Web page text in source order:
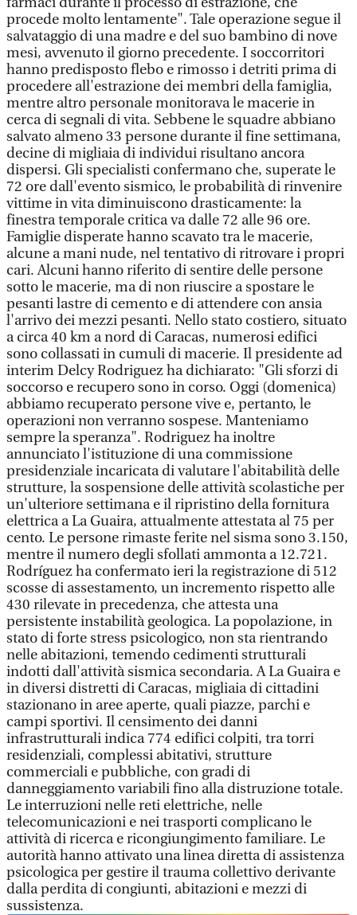
procede molto lentamente". Tale operazione segue il
salvataggio di una madre e del suo bambino di nove
mesi, avvenuto il giorno precedente. I soccorritori
hanno predisposto flebo e rimosso i detriti prima di
procedere all'estrazione dei membri della famiglia,
mentre altro personale monitorava le macerie in
cerca di segnali di vita. Sebbene le squadre abbiano
salvato almeno 33 persone durante il fine settimana,
decine di migliaia di individui risultano ancora
dispersi. Gli specialisti confermano che, superate le
72 ore dall'evento sismico, le probabilità di rinvenire
vittime in vita diminuiscono drasticamente: la
finestra temporale critica va dalle 72 alle 96 ore.
Famiglie disperate hanno scavato tra le macerie,
alcune a mani nude, nel tentativo di ritrovare i propri
cari. Alcuni hanno riferito di sentire delle persone
sotto le macerie, ma di non riuscire a spostare le
pesanti lastre di cemento e di attendere con ansia
l'arrivo dei mezzi pesanti. Nello stato costiero, situato
a circa 40 km a nord di Caracas, numerosi edifici
sono collassati in cumuli di macerie. Il presidente ad
interim Delcy Rodriguez ha dichiarato: "Gli sforzi di
soccorso e recupero sono in corso. Oggi (domenica)
abbiamo recuperato persone vive e, pertanto, le
operazioni non verranno sospese. Manteniamo
sempre la speranza". Rodriguez ha inoltre
annunciato l'istituzione di una commissione
presidenziale incaricata di valutare l'abitabilità delle
strutture, la sospensione delle attività scolastiche per
un'ulteriore settimana e il ripristino della fornitura
elettrica a La Guaira, attualmente attestata al 75 per
cento. Le persone rimaste ferite nel sisma sono 3.150,
mentre il numero degli sfollati ammonta a 12.721.
Rodríguez ha confermato ieri la registrazione di 512
scosse di assestamento, un incremento rispetto alle
430 rilevate in precedenza, che attesta una
persistente instabilità geologica. La popolazione, in
stato di forte stress psicologico, non sta rientrando
nelle abitazioni, temendo cedimenti strutturali
indotti dall'attività sismica secondaria. A La Guaira e
in diversi distretti di Caracas, migliaia di cittadini
stazionano in aree aperte, quali piazze, parchi e
campi sportivi. Il censimento dei danni
infrastrutturali indica 774 edifici colpiti, tra torri
residenziali, complessi abitativi, strutture
commerciali e pubbliche, con gradi di
danneggiamento variabili fino alla distruzione totale.
Le interruzioni nelle reti elettriche, nelle
telecomunicazioni e nei trasporti complicano le
attività di ricerca e ricongiungimento familiare. Le
autorità hanno attivato una linea diretta di assistenza
psicologica per gestire il trauma collettivo derivante
dalla perdita di congiunti, abitazioni e mezzi di
sussistenza.